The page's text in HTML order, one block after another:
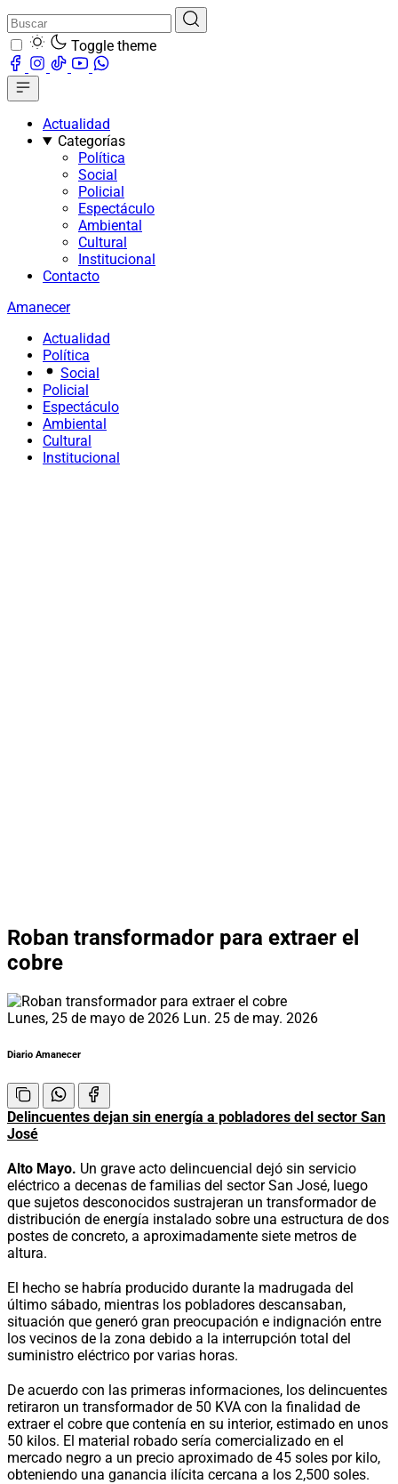
Toggle theme
Actualidad
Categorías
Política
Social
Policial
Espectáculo
Ambiental
Cultural
Institucional
Contacto
Amanecer
Actualidad
Política
Social
Policial
Espectáculo
Ambiental
Cultural
Institucional
Roban transformador para extraer el
cobre
Lunes, 25 de mayo de 2026 Lun. 25 de may. 2026
Diario Amanecer
Delincuentes dejan sin energía a pobladores del sector San
José
Alto Mayo. Un grave acto delincuencial dejó sin servicio
eléctrico a decenas de familias del sector San José, luego
que sujetos desconocidos sustrajeran un transformador de
distribución de energía instalado sobre una estructura de dos
postes de concreto, a aproximadamente siete metros de
altura.
El hecho se habría producido durante la madrugada del
último sábado, mientras los pobladores descansaban,
situación que generó gran preocupación e indignación entre
los vecinos de la zona debido a la interrupción total del
suministro eléctrico por varias horas.
De acuerdo con las primeras informaciones, los delincuentes
retiraron un transformador de 50 KVA con la finalidad de
extraer el cobre que contenía en su interior, estimado en unos
50 kilos. El material robado sería comercializado en el
mercado negro a un precio aproximado de 45 soles por kilo,
obteniendo una ganancia ilícita cercana a los 2,500 soles.